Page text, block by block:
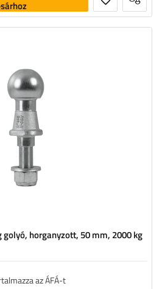
golyó, horganyzott, 50 mm, 2000 kg
az ÁFÁ-t